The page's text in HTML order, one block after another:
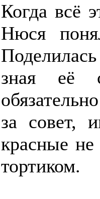
Когда всё
Нюся
зная её
за совет,
красные
тортиком.